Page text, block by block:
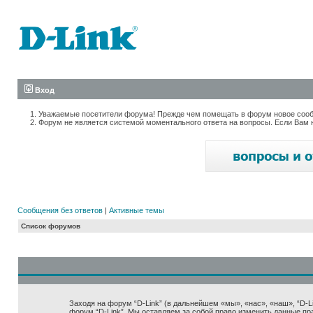
Вход
Уважаемые посетители форума! Прежде чем помещать в форум новое
Форум не является системой моментального ответа на вопросы. Если
Сообщения без ответов | Активные темы
Список форумов
Заходя на форум “D-Link” (в дальнейшем «мы», «нас», «наш», “D-